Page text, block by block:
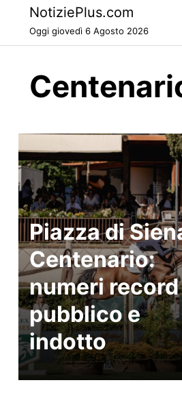
NotiziePlus.com
Oggi giovedì 6 Agosto 2026
Piazza di
Centenario:
numeri
pubblico e
indotto